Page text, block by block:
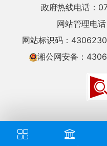
政府热线电话：
网站管理电
网站标识码：
湘公网安备：